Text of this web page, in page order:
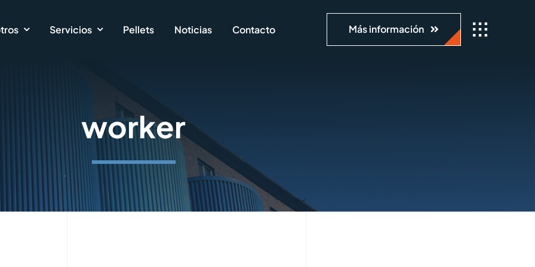
Servicios Pellets Noticias Contacto Más información
worker